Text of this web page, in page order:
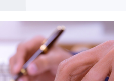
su tariffa 2019 -